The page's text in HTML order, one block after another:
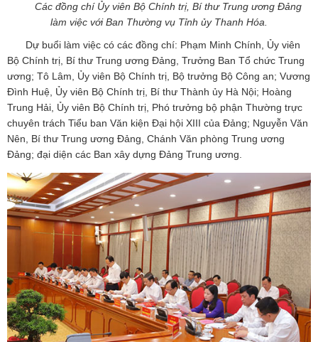
Các đồng chí Ủy viên Bộ Chính trị, Bí thư Trung ương Đảng
làm việc với Ban Thường vụ Tỉnh ủy Thanh Hóa.
Dự buổi làm việc có các đồng chí: Phạm Minh Chính, Ủy viên
Bộ Chính trị, Bí thư Trung ương Đảng, Trưởng Ban Tổ chức Trung
ương; Tô Lâm, Ủy viên Bộ Chính trị, Bộ trưởng Bộ Công an; Vương
Đình Huệ, Ủy viên Bộ Chính trị, Bí thư Thành ủy Hà Nội; Hoàng
Trung Hải, Ủy viên Bộ Chính trị, Phó trưởng bộ phận Thường trực
chuyên trách Tiểu ban Văn kiện Đại hội XIII của Đảng; Nguyễn Văn
Nên, Bí thư Trung ương Đảng, Chánh Văn phòng Trung ương
Đảng; đại diện các Ban xây dựng Đảng Trung ương.